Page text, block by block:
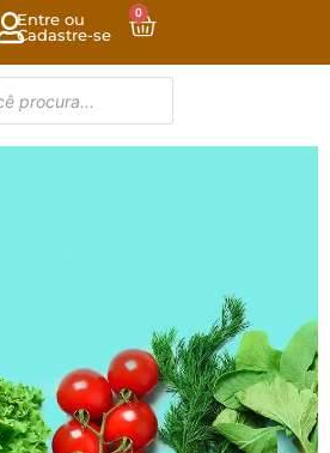
Entre ou
Cadastre-se
0